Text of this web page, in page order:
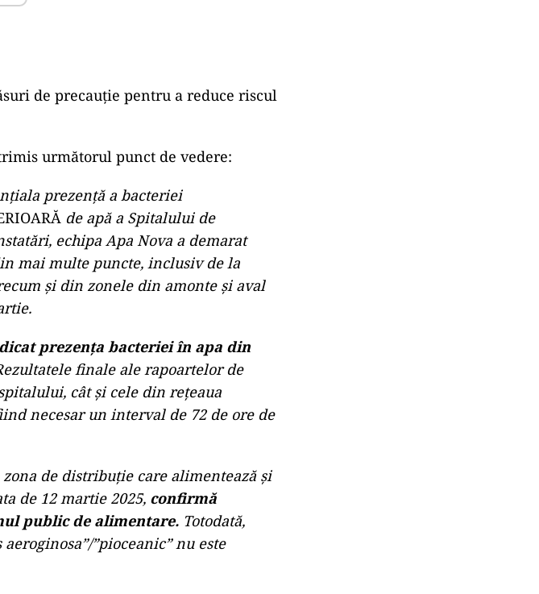
de precauție pentru a reduce riscul
următorul punct de vedere:
prezență a bacteriei
de apă a Spitalului de
echipa Apa Nova a demarat
mai multe puncte, inclusiv de la
și din zonele din amonte și aval
prezența bacteriei în apa din
finale ale rapoartelor de
cât și cele din rețeaua
necesar un interval de 72 de ore de
de distribuție care alimentează și
de 12 martie 2025, confirmă
public de alimentare. Totodată,
”pioceanic” nu este